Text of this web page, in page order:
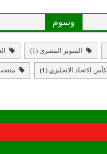
وسوم
السوبر المصري (1)
كأس الاتحاد الانجليزي (1)